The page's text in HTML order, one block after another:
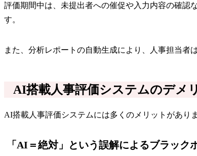
評価期間中は、未提出者への催促や入力内容の確認
す。
また、分析レポートの自動生成により、人事担当者
AI搭載人事評価システムのデメ
AI搭載人事評価システムには多くのメリットがあり
「AI＝絶対」という誤解によるブラック